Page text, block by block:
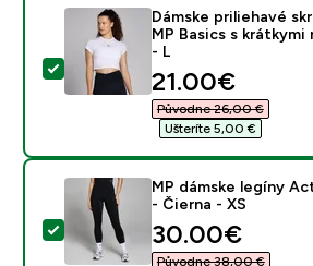
Vybrať tento produkt -
Dámske priliehavé
MP Basics s krátkymi
- L
discounted
21.00€‎
Původne 26,00 €‎
Ušteríte 5,00 €‎
Vybrať tento produkt - MP
MP dámske legíny
- Čierna - XS
discounted
30.00€‎
Původne 38,00 €‎